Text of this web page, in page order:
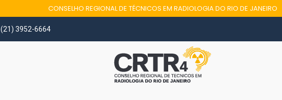
CONSELHO REGIONAL DE TÉCNICOS EM RADIOLOGIA DO RIO DE JANEIRO
(21) 3952-6664